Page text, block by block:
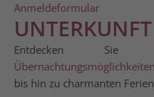
Anmeldeformular
UNTERKUNFT
Entdecken Sie
Übernachtungsmöglichkeiten
bis hin zu charmanten